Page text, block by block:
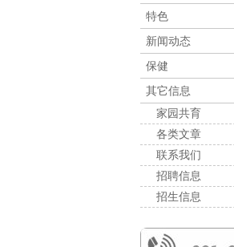
特色
新闻动态
保健
其它信息
家园共育
各类文章
联系我们
招聘信息
招生信息